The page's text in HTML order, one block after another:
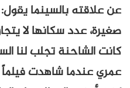
عن علاقته بالسينما
كانت الشاحنة تجلب لنا
عمري عندما شاهدت فيلماً